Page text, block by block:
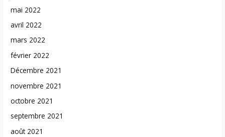
mai 2022
avril 2022
mars 2022
février 2022
Décembre 2021
novembre 2021
octobre 2021
septembre 2021
août 2021